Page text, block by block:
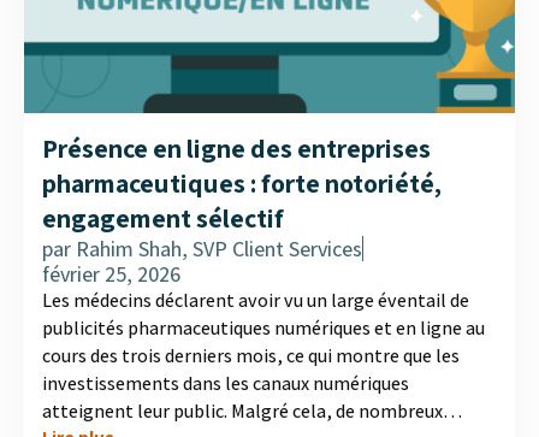
Présence en ligne des entreprises
pharmaceutiques : forte notoriété,
engagement sélectif
par Rahim Shah, SVP Client Services
février 25, 2026
Les médecins déclarent avoir vu un large éventail de
publicités pharmaceutiques numériques et en ligne au
cours des trois derniers mois, ce qui montre que les
investissements dans les canaux numériques
atteignent leur public. Malgré cela, de nombreux